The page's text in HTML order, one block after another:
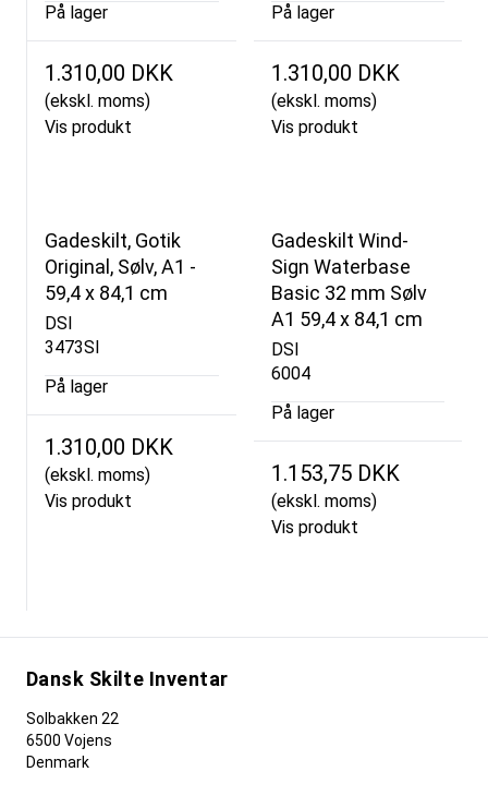
På lager
1.310,00 DKK
(ekskl. moms)
Vis produkt
På lager
1.310,00 DKK
(ekskl. moms)
Vis produkt
Gadeskilt, Gotik
Original, Sølv, A1 -
59,4 x 84,1 cm
DSI
3473SI
På lager
1.310,00 DKK
(ekskl. moms)
Vis produkt
Gadeskilt Wind-
Sign Waterbase
Basic 32 mm Sølv
A1 59,4 x 84,1 cm
DSI
6004
På lager
1.153,75 DKK
(ekskl. moms)
Vis produkt
Dansk Skilte Inventar
Solbakken 22
6500 Vojens
Denmark